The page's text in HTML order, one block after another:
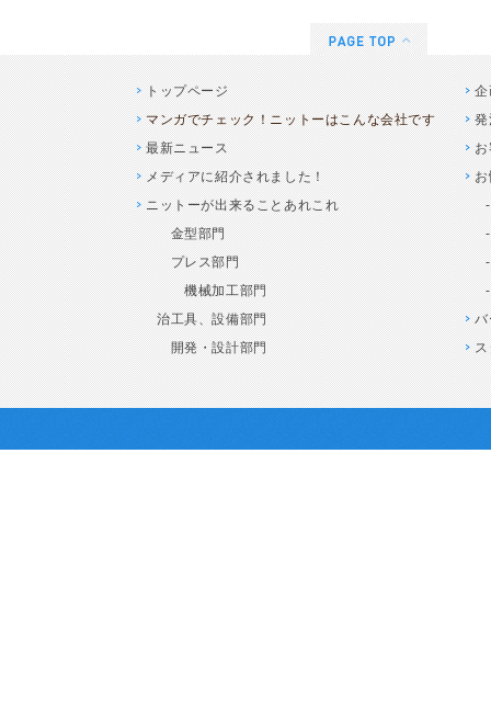
トップページ
マンガでチェック！ニットーはこんな会社です
最新ニュース
メディアに紹介されました！
ニットーが出来ることあれこれ
金型部門
プレス部門
機械加工部門
治工具、設備部門
開発・設計部門
企
発
お
お
バ
ス